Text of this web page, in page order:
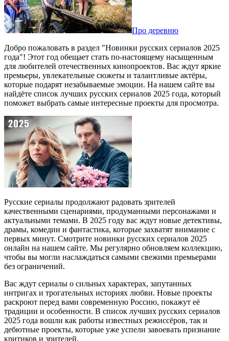
Про деревню
Добро пожаловать в раздел "Новинки русских сериалов 2025
года"! Этот год обещает стать по-настоящему насыщенным
для любителей отечественных кинопроектов. Вас ждут яркие
премьеры, увлекательные сюжеты и талантливые актёры,
которые подарят незабываемые эмоции. На нашем сайте вы
найдёте список лучших русских сериалов 2025 года, который
поможет выбрать самые интересные проекты для просмотра.
Русские сериалы продолжают радовать зрителей
качественными сценариями, продуманными персонажами и
актуальными темами. В 2025 году вас ждут новые детективы,
драмы, комедии и фантастика, которые захватят внимание с
первых минут. Смотрите новинки русских сериалов 2025
онлайн на нашем сайте. Мы регулярно обновляем коллекцию,
чтобы вы могли наслаждаться самыми свежими премьерами
без ограничений.
Вас ждут сериалы о сильных характерах, запутанных
интригах и трогательных историях любви. Новые проекты
раскроют перед вами современную Россию, покажут её
традиции и особенности. В список лучших русских сериалов
2025 года вошли как работы известных режиссёров, так и
дебютные проекты, которые уже успели завоевать признание
критиков и зрителей.